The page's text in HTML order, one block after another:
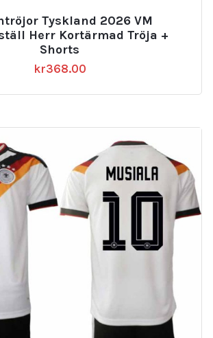
Tyskland 2026 VM
Herr Kortärmad Tröja +
Shorts
kr368.00